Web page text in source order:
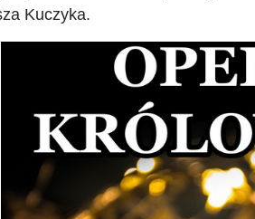
Kuczyka.